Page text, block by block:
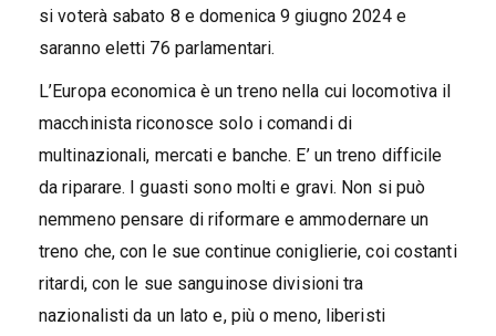
si voterà sabato 8 e domenica 9 giugno 2024 e
saranno eletti 76 parlamentari.
L’Europa economica è un treno nella cui locomotiva il
macchinista riconosce solo i comandi di
multinazionali, mercati e banche. E’ un treno difficile
da riparare. I guasti sono molti e gravi. Non si può
nemmeno pensare di riformare e ammodernare un
treno che, con le sue continue coniglierie, coi costanti
ritardi, con le sue sanguinose divisioni tra
nazionalisti da un lato e, più o meno, liberisti